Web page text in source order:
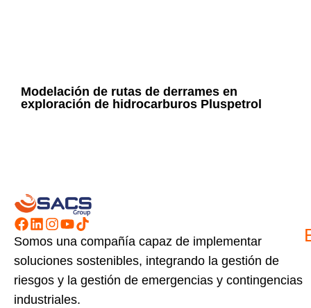
Modelación de rutas de derrames en
exploración de hidrocarburos Pluspetrol
Somos una compañía capaz de implementar
soluciones sostenibles, integrando la gestión de
riesgos y la gestión de emergencias y contingencias
industriales.